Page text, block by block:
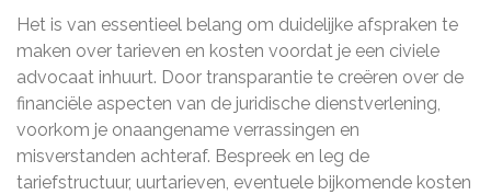
Het is van essentieel belang om duidelijke afspraken te
maken over tarieven en kosten voordat je een civiele
advocaat inhuurt. Door transparantie te creëren over de
financiële aspecten van de juridische dienstverlening,
voorkom je onaangename verrassingen en
misverstanden achteraf. Bespreek en leg de
tariefstructuur, uurtarieven, eventuele bijkomende kosten